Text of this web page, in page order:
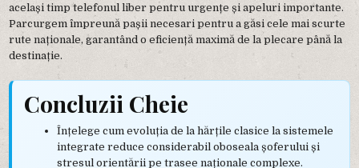
același timp telefonul liber pentru urgențe și apeluri importante.
Parcurgem împreună pașii necesari pentru a găsi cele mai scurte
rute naționale, garantând o eficiență maximă de la plecare până la
destinație.
Concluzii Cheie
Înțelege cum evoluția de la hărțile clasice la sistemele
integrate reduce considerabil oboseala șoferului și
stresul orientării pe trasee naționale complexe.